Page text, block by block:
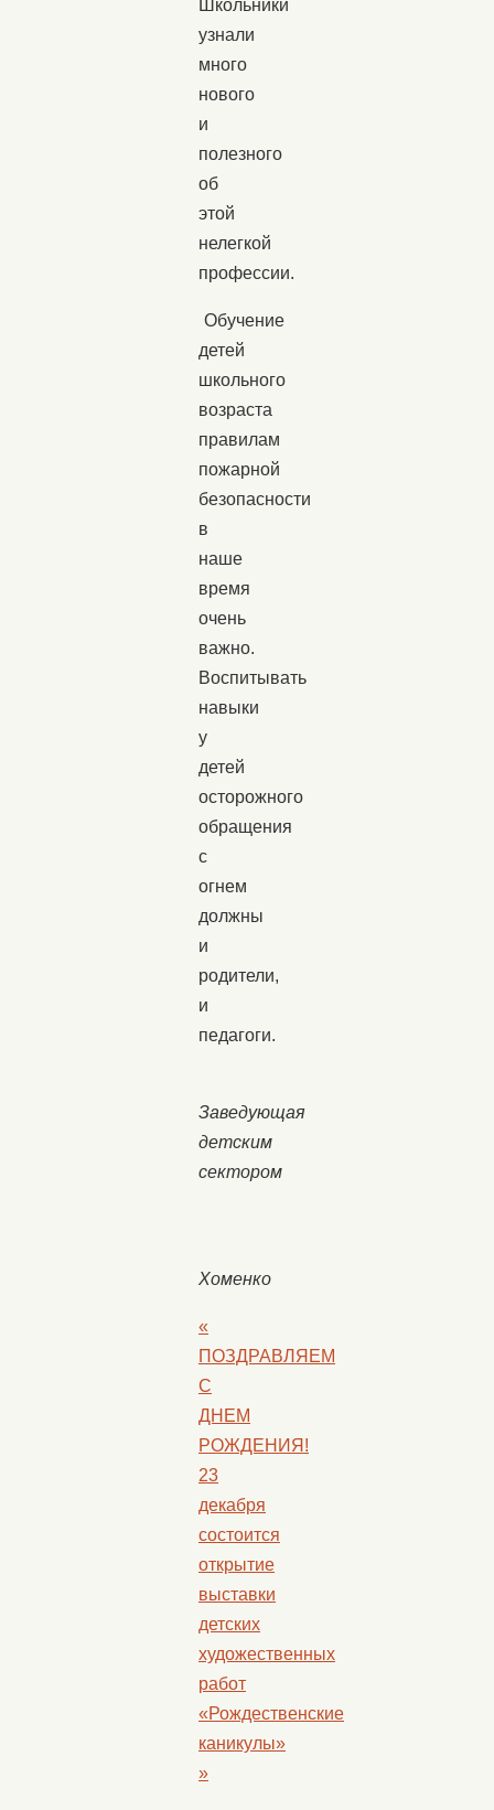
Школьники
узнали
много
нового
и
полезного
об
этой
нелегкой
профессии.
Обучение
детей
школьного
возраста
правилам
пожарной
безопасности
в
наше
время
очень
важно.
Воспитывать
навыки
у
детей
осторожного
обращения
с
огнем
должны
и
родители,
и
педагоги.
Заведующая
детским
сектором
Хоменко
«
ПОЗДРАВЛЯЕМ
С
ДНЕМ
РОЖДЕНИЯ!
23
декабря
состоится
открытие
выставки
детских
художественных
работ
«Рождественские
каникулы»
»